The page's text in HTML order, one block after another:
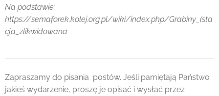
Na podstawie:
https://semaforek.kolej.org.pl/wiki/index.php/Grabiny_(sta
cja_zlikwidowana
Zapraszamy do pisania postów. Jeśli pamiętają Państwo
jakieś wydarzenie, proszę je opisać i wysłać przez